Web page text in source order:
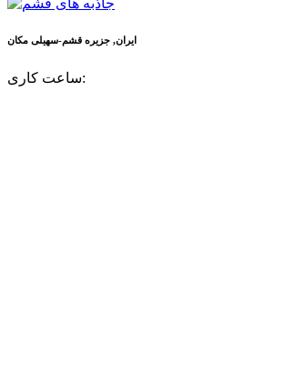
ایران, جزیره قشم-سهیلی مکان
ساعت کاری: